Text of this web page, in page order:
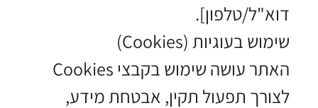
דוא"ל/טלפון].
שימוש בעוגיות (Cookies)
האתר עושה שימוש בקבצי Cookies
לצורך תפעול תקין, אבטחת מידע,